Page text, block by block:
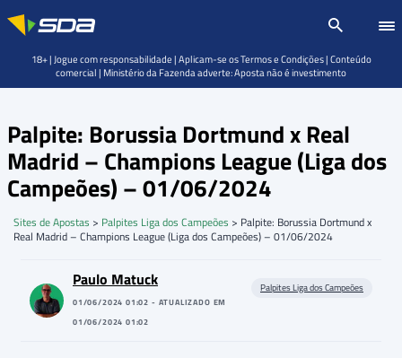
Palpite: Borussia Dortmund x Real
Madrid – Champions League (Liga dos
Campeões) – 01/06/2024
Sites de Apostas > Palpites Liga dos Campeões > Palpite: Borussia Dortmund x
Real Madrid – Champions League (Liga dos Campeões) – 01/06/2024
Paulo Matuck
01/06/2024 01:02 - ATUALIZADO EM
01/06/2024 01:02
Palpites Liga dos Campeões
18+ | Jogue com responsabilidade | Aplicam-se os Termos e Condições | Conteúdo
comercial | Ministério da Fazenda adverte: Aposta não é investimento